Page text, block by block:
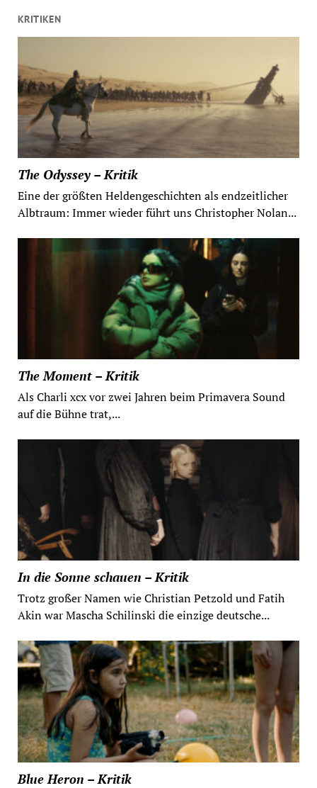
KRITIKEN
The Odyssey – Kritik
Eine der größten Heldengeschichten als endzeitlicher
Albtraum: Immer wieder führt uns Christopher Nolan...
The Moment – Kritik
Als Charli xcx vor zwei Jahren beim Primavera Sound
auf die Bühne trat,...
In die Sonne schauen – Kritik
Trotz großer Namen wie Christian Petzold und Fatih
Akin war Mascha Schilinski die einzige deutsche...
Blue Heron – Kritik